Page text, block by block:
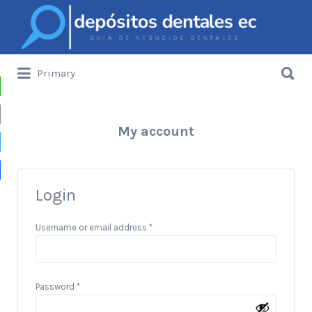
Buscar
por:
Primary
por:
My account
Login
Username or email address *
Password *